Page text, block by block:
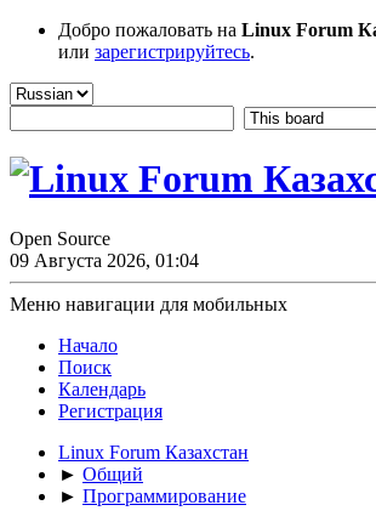
Добро пожаловать на Linux Forum
или зарегистрируйтесь.
Open Source
09 Августа 2026, 01:04
Меню навигации для мобильных
Начало
Поиск
Календарь
Регистрация
Linux Forum Казахстан
► Общий
► Программирование